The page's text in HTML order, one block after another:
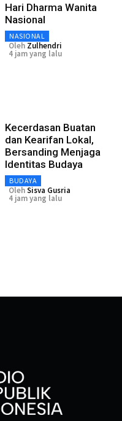
Hari Dharma Wanita
Nasional
NASIONAL
Oleh Zulhendri
4 jam yang lalu
Kecerdasan Buatan
dan Kearifan Lokal,
Bersanding Menjaga
Identitas Budaya
BUDAYA
OlehSisva Gusria
4 jam yang lalu